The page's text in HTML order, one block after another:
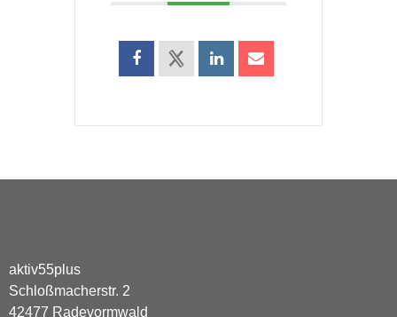
aktiv55plus
Schloßmacherstr. 2
42477 Radevormwald